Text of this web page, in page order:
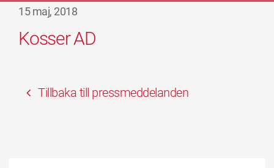
15 maj, 2018
Kosser AD
Tillbaka till pressmeddelanden